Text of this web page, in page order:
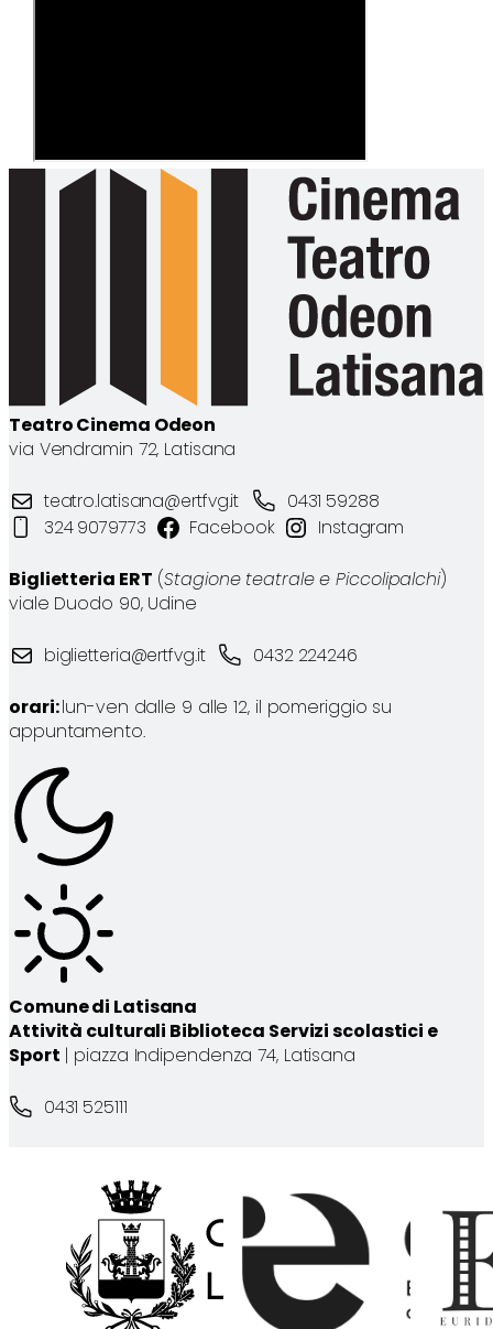
Teatro Cinema Odeon
via Vendramin 72, Latisana
teatro.latisana@ertfvg.it
0431 59288
324 9079773
Facebook Instagram
Biglietteria ERT (Stagione teatrale e Piccolipalchi)
viale Duodo 90, Udine
biglietteria@ertfvg.it 0432 224246
orari:lun-ven dalle 9 alle 12, il pomeriggio su
appuntamento.
Comune di Latisana
Attività culturali Biblioteca Servizi scolastici e
Sport | piazza Indipendenza 74, Latisana
0431 525111